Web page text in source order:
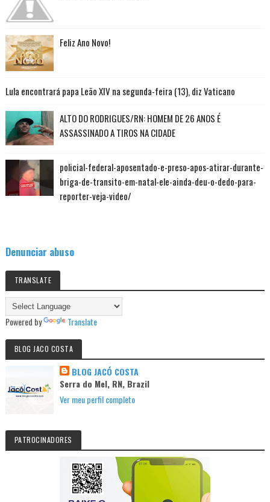
Feliz Ano Novo!
Lula encontrará papa Leão XIV na segunda-feira (13), diz Vaticano
ALTO DO RODRIGUES/RN: HOMEM DE 26 ANOS É
ASSASSINADO A TIROS NA CIDADE
policial-federal-aposentado-e-preso-apos-atirar-durante-
briga-de-transito-em-natal-ele-ainda-deu-o-dedo-para-
reporter-veja-video/
Denunciar abuso
TRANSLATE
Powered by Translate
BLOG JACO COSTA
BLOG JACÓ COSTA
Serra do Mel, RN, Brazil
Ver meu perfil completo
PATROCINADORES